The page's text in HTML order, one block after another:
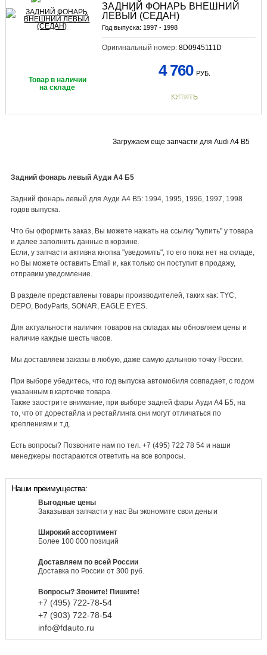
ЗАДНИЙ ФОНАРЬ ВНЕШНИЙ
ЛЕВЫЙ (СЕДАН)
Год выпуска: 1997 - 1998
Оригинальный номер: 8D0945111D
Товар в наличии
на складе
4 760 РУБ.
КУПИТЬ
Загружаем еще запчасти для Audi A4 B5
Задний фонарь левый Ауди А4 Б5
Задний фонарь левый для Ауди A4 B5: 1994, 1995, 1996, 1997, 1998
годов выпуска.
Что бы оформить заказ, Вы можете нажать на ссылку "купить" у товара
и далее заполнить данные в корзине.
Если, у запчасти активна кнопка "уведомить", то его пока нет на складе,
но Вы можете оставить Email и, как только он поступит в продажу,
отправим уведомление.
В разделе представлены товары производителей, таких как: TYC,
DEPO, BodyParts, SONAR, EAGLE EYES.
Для актуальности наличия товаров на складах мы обновляем цены и
наличие каждые шесть часов.
Мы доставляем заказы в любую, даже самую дальнюю точку России.
При выборе убедитесь, что год выпуска автомобиля совпадает, с годом
указанным в карточке товара.
Также заострите внимание, при выборе задней фары Ауди А4 Б5, на
то, что от дорестайла и рестайлинга они могут отличаться по
креплениям и т.д.
Есть вопросы? Позвоните нам по тел. +7 (495) 722 78 54 и наши
менеджеры постараются ответить на все вопросы.
Наши преимущества:
Выгодные цены
Заказывая запчасти у нас Вы экономите свои деньги
Широкий ассортимент
Более 100 000 позиций
Доставляем по всей России
Доставка по России от 300 руб.
Вопросы? Звоните! Пишите!
+7 (495) 722-78-54
+7 (903) 722-78-54
info@fdauto.ru